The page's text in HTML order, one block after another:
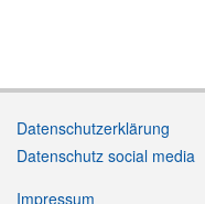
Datenschutzerklärung
Datenschutz social media
Impressum